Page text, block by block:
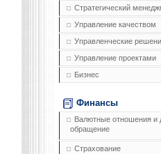
Стратегический
Управление качеством
Управленческие
Управление проектами
Бизнес
Финансы
Валютные отношения и
обращение
Страхование